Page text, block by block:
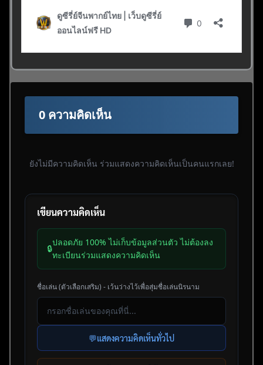
0 ความคิดเห็น
ยังไม่มีความคิดเห็น ร่วมแสดงความคิดเห็นเป็นคนแรกเลย!
เขียนความคิดเห็น
🔒
ปลอดภัย 100% ไม่เก็บข้อมูลส่วนตัว ไม่ต้องลง
ทะเบียนร่วมแสดงความคิดเห็น
ชื่อเล่น (ตัวเลือกเสริม) - เว้นว่างไว้เพื่อสุ่มชื่อเล่นนิรนาม
💬แสดงความคิดเห็นทั่วไป